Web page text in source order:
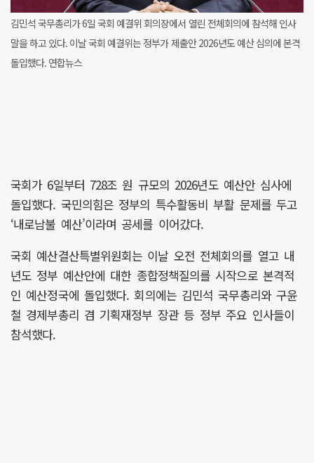
김민석 국무총리가 6일 국회 예결위 회의장에서 열린 전체회의에 참석해 인사
말을 하고 있다. 이날 국회 예결위는 정부가 제출안 2026년도 예산 심의에 본격
돌입했다. 연합뉴스
국회가 6일부터 728조 원 규모의 2026년도 예산안 심사에
돌입했다. 국민의힘은 정부의 특수활동비 부활 문제를 두고
‘내로남불 예산’이라며 공세를 이어갔다.
국회 예산결산특별위원회는 이날 오전 전체회의를 열고 내
년도 정부 예산안에 대한 종합정책질의를 시작으로 본격적
인 예산정국에 돌입했다. 회의에는 김민석 국무총리와 구윤
철 경제부총리 겸 기획재정부 장관 등 정부 주요 인사들이
참석했다.